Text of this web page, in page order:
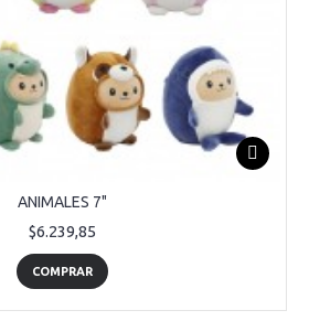
ANIMALES 7"
$6.239,85
COMPRAR